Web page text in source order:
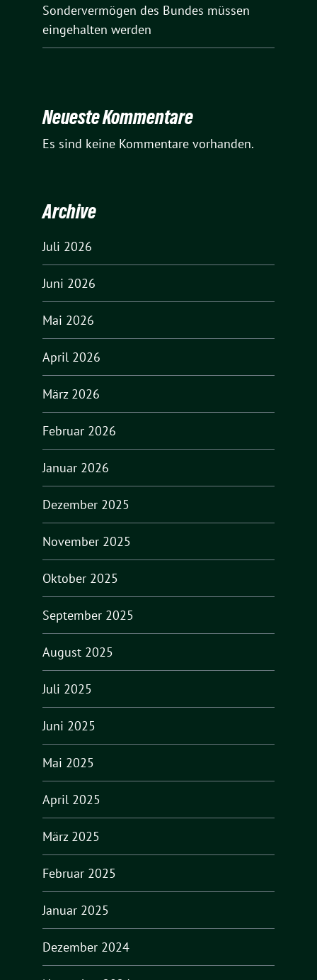
Sondervermögen des Bundes müssen
eingehalten werden
Neueste Kommentare
Es sind keine Kommentare vorhanden.
Archive
Juli 2026
Juni 2026
Mai 2026
April 2026
März 2026
Februar 2026
Januar 2026
Dezember 2025
November 2025
Oktober 2025
September 2025
August 2025
Juli 2025
Juni 2025
Mai 2025
April 2025
März 2025
Februar 2025
Januar 2025
Dezember 2024